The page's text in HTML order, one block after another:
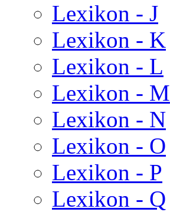
Lexikon - J
Lexikon - K
Lexikon - L
Lexikon - M
Lexikon - N
Lexikon - O
Lexikon - P
Lexikon - Q